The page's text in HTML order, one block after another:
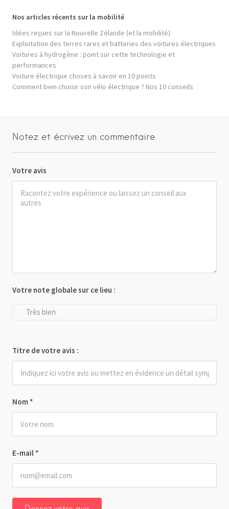
Nos articles récents sur la mobilité
Idées reçues sur la Nouvelle Zélande (et la mobilité)
Exploitation des terres rares et batteries des voitures électriques
Voitures à hydrogène : point sur cette technologie et
performances
Voiture électrique choses à savoir en 10 points
Comment bien choisir son vélo électrique ? Nos 10 conseils
Notez et écrivez un commentaire
Votre avis
Nom *
E-mail *
Votre note globale sur ce lieu :
Très bien
Titre de votre avis :